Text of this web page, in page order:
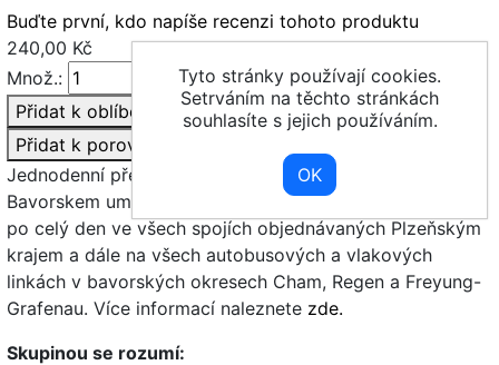
Buďte první, kdo napíše recenzi tohoto produktu
240,00 Kč
Množ.:
Koupit
Přidat k oblíbeným
Přidat k porovnání
Jednodenní přestupní jízdenka Turista Plzeňskem a
Bavorskem umožňuje cestovat po celém Plzeňském kraji
po celý den ve všech spojích objednávaných Plzeňským
krajem a dále na všech autobusových a vlakových
linkách v bavorských okresech Cham, Regen a Freyung-
Grafenau. Více informací naleznete zde.
Skupinou se rozumí:
Tyto stránky používají cookies.
Setrváním na těchto stránkách
souhlasíte s jejich používáním.